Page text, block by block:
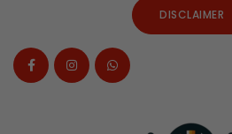
DISCLAIMER